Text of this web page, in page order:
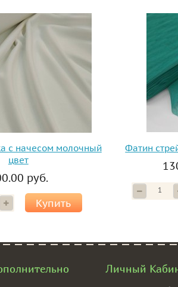
с начесом молочный
цвет
руб.
Купить
Фатин
Личный